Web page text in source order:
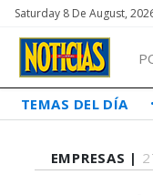
Saturday 8 De August,
TEMAS DEL DÍA
EMPRESAS |